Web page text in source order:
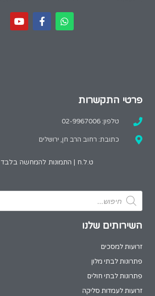
פרטי התקשרות
טלפון: 02-9967006
כתובת: רחוב הרב חן, ירושלים
ט.ל.ח | התמונות להמחשה בלבד
השירותים שלנו
זרועות למסכים
פתרונות לבתי מלון
פתרונות לבתי חולים
זרועות לעמדות סליקה